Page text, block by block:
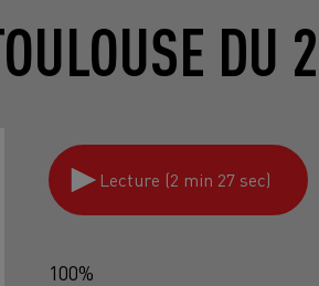
Lecture (2 min 27 sec)
100%